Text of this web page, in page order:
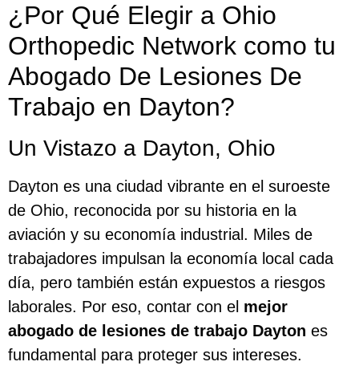
¿Por Qué Elegir a Ohio
Orthopedic Network como tu
Abogado De Lesiones De
Trabajo en Dayton?
Un Vistazo a Dayton, Ohio
Dayton es una ciudad vibrante en el suroeste
de Ohio, reconocida por su historia en la
aviación y su economía industrial. Miles de
trabajadores impulsan la economía local cada
día, pero también están expuestos a riesgos
laborales. Por eso, contar con el mejor
abogado de lesiones de trabajo Dayton es
fundamental para proteger sus intereses.